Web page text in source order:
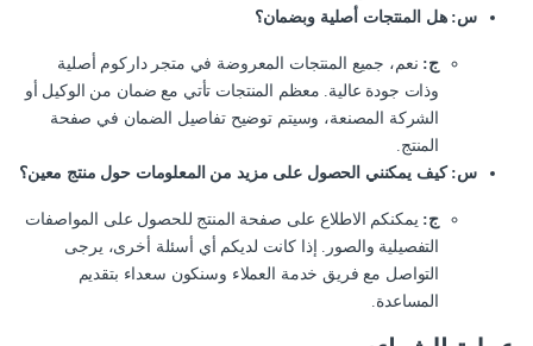
س: هل المنتجات أصلية وبضمان؟
ج: نعم، جميع المنتجات المعروضة في متجر داركوم أصلية
وذات جودة عالية. معظم المنتجات تأتي مع ضمان من الوكيل أو
الشركة المصنعة، وسيتم توضيح تفاصيل الضمان في صفحة
المنتج.
س: كيف يمكنني الحصول على مزيد من المعلومات حول منتج معين؟
ج: يمكنكم الاطلاع على صفحة المنتج للحصول على المواصفات
التفصيلية والصور. إذا كانت لديكم أي أسئلة أخرى، يرجى
التواصل مع فريق خدمة العملاء وسنكون سعداء بتقديم
المساعدة.